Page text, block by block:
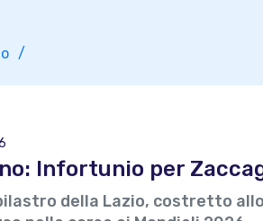
Infortunio per
della Lazio, costretto